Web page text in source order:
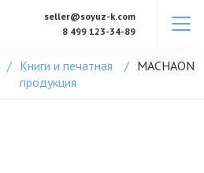
seller@soyuz-k.com
8 499 123-34-89
Книги и печатная
продукция
MACHAON